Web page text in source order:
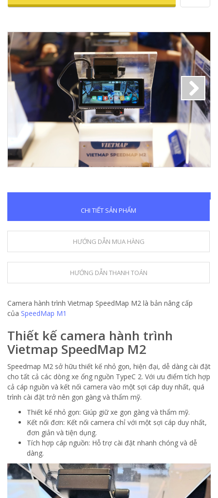
Next
CHI TIẾT SẢN PHẨM
HƯỚNG DẪN MUA HÀNG
HƯỚNG DẪN THANH TOÁN
Camera hành trình Vietmap SpeedMap M2 là bản nâng cấp
của SpeedMap M1
Thiết kế camera hành trình
Vietmap SpeedMap M2
Speedmap M2 sở hữu thiết kế nhỏ gọn, hiện đại, dễ dàng cài đặt
cho tất cả các dòng xe ổng nguồn TypeC 2. Với ưu điểm tích hợp
cả cáp nguồn và kết nối camera vào một sợi cáp duy nhất, quá
trình cài đặt trở nên gọn gàng và thẩm mỹ.
Thiết kế nhỏ gọn: Giúp giữ xe gọn gàng và thẩm mỹ.
Kết nối đơn: Kết nối camera chỉ với một sợi cáp duy nhất,
đơn giản và tiện dụng.
Tích hợp cáp nguồn: Hỗ trợ cài đặt nhanh chóng và dễ
dàng.